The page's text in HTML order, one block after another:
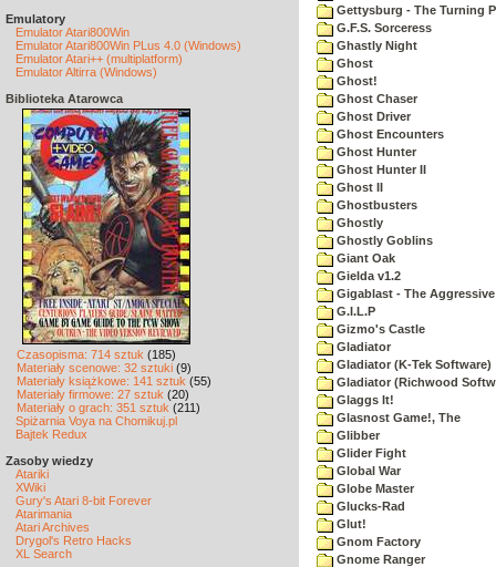
Emulatory
Emulator Atari800Win
Emulator Atari800Win PLus 4.0 (Windows)
Emulator Atari++ (multiplatform)
Emulator Altirra (Windows)
Biblioteka Atarowca
Czasopisma: 714 sztuk (185)
Materiały scenowe: 32 sztuki (9)
Materiały książkowe: 141 sztuk (55)
Materiały firmowe: 27 sztuk (20)
Materiały o grach: 351 sztuk (211)
Spiżarnia Voya na Chomikuj.pl
Bajtek Redux
Zasoby wiedzy
Atariki
XWiki
Gury's Atari 8-bit Forever
Atarimania
Atari Archives
Drygol's Retro Hacks
XL Search
Gettysburg - The Turning
G.F.S. Sorceress
Ghastly Night
Ghost
Ghost!
Ghost Chaser
Ghost Driver
Ghost Encounters
Ghost Hunter
Ghost Hunter II
Ghost II
Ghostbusters
Ghostly
Ghostly Goblins
Giant Oak
Gielda v1.2
Gigablast - The
G.I.L.P
Gizmo's Castle
Gladiator
Gladiator (K-Tek Software)
Gladiator (Richwood
Glaggs It!
Glasnost Game!, The
Glibber
Glider Fight
Global War
Globe Master
Glucks-Rad
Glut!
Gnom Factory
Gnome Ranger